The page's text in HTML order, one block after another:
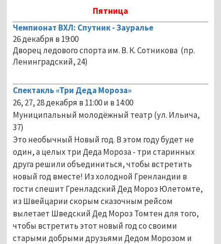
Пятница
Чемпионат ВХЛ: Спутник - Зауралье
26 декабря в 19:00
Дворец ледового спорта им. В. К. Сотникова (пр.
Ленинградский, 24)
Спектакль «Три Деда Мороза»
26, 27, 28 декабря в 11:00 и в 14:00
Муниципальный молодёжный театр (ул. Ильича,
37)
Это необычный Новый год. В этом году будет не
один, а целых три Деда Мороза - три старинных
друга решили объединиться, чтобы встретить
новый год вместе! Из холодной Гренландии в
гости спешит Гренладский Дед Мороз Юлетомте,
из Швейцарии скорым сказочным рейсом
вылетает Шведский Дед Мороз Томтен для того,
чтобы встретить этот новый год со своими
старыми добрыми друзьями Дедом Морозом и